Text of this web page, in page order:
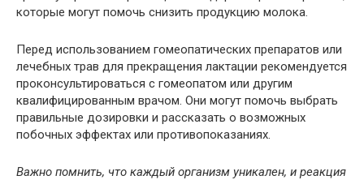
которые могут помочь снизить продукцию молока.
Перед использованием гомеопатических препаратов или
лечебных трав для прекращения лактации рекомендуется
проконсультироваться с гомеопатом или другим
квалифицированным врачом. Они могут помочь выбрать
правильные дозировки и рассказать о возможных
побочных эффектах или противопоказаниях.
Важно помнить, что каждый организм уникален, и реакция